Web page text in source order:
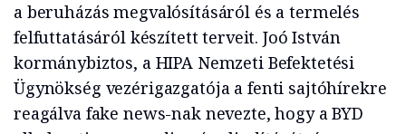
a beruházás megvalósításáról és a termelés
felfuttatásáról készített terveit. Joó István
kormánybiztos, a HIPA Nemzeti Befektetési
Ügynökség vezérigazgatója a fenti sajtóhírekre
reagálva fake news-nak nevezte, hogy a BYD